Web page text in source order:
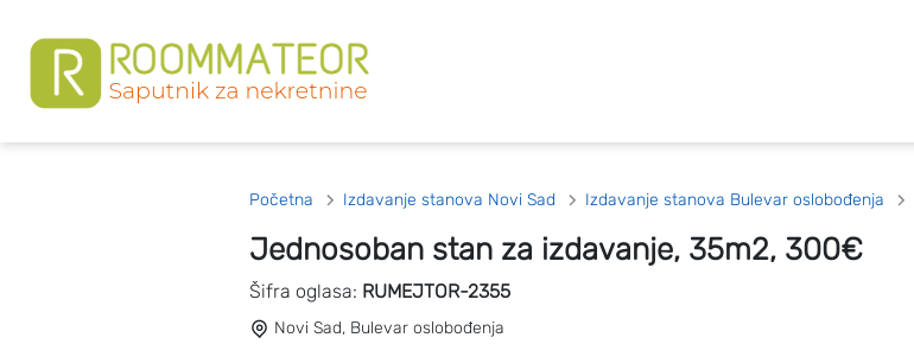
Početna Izdavanje stanova Novi Sad Izdavanje stanova Bulevar oslobođenja
Jednosoban stan za izdavanje, 35m2, 300€
Šifra oglasa: RUMEJTOR-2355
Novi Sad, Bulevar oslobođenja